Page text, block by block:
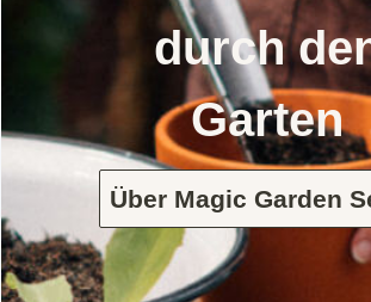
durch
Garten
Über Magic Garden